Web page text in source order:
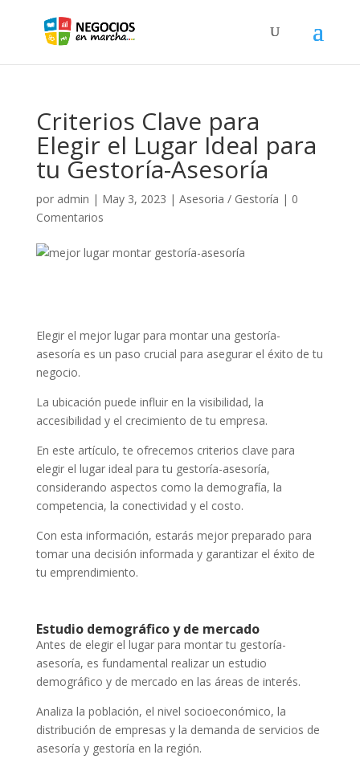
Criterios Clave para
Elegir el Lugar Ideal para
tu Gestoría-Asesoría
por admin | May 3, 2023 | Asesoria / Gestoría | 0
Comentarios
Elegir el mejor lugar para montar una gestoría-
asesoría es un paso crucial para asegurar el éxito de tu
negocio.
La ubicación puede influir en la visibilidad, la
accesibilidad y el crecimiento de tu empresa.
En este artículo, te ofrecemos criterios clave para
elegir el lugar ideal para tu gestoría-asesoría,
considerando aspectos como la demografía, la
competencia, la conectividad y el costo.
Con esta información, estarás mejor preparado para
tomar una decisión informada y garantizar el éxito de
tu emprendimiento.
Estudio demográfico y de mercado
Antes de elegir el lugar para montar tu gestoría-
asesoría, es fundamental realizar un estudio
demográfico y de mercado en las áreas de interés.
Analiza la población, el nivel socioeconómico, la
distribución de empresas y la demanda de servicios de
asesoría y gestoría en la región.